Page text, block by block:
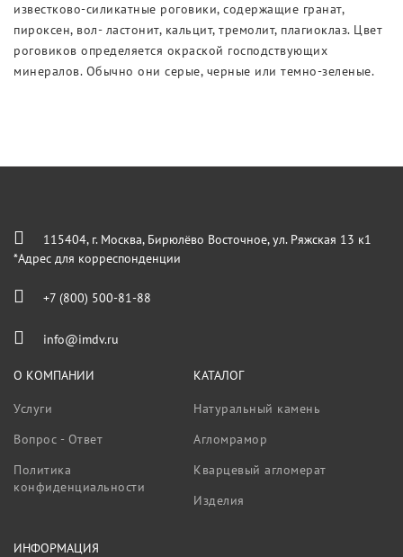
известково-силикатные роговики, содержащие гранат,
пироксен, вол- ластонит, кальцит, тремолит, плагиоклаз. Цвет
роговиков определяется окраской господствующих
минералов. Обычно они серые, черные или темно-зеленые.
115404, г. Москва, Бирюлёво Восточное, ул. Ряжская 13 к1
*Адрес для корреспонденции
+7 (800) 500-81-88
info@imdv.ru
О КОМПАНИИ
Услуги
Вопрос - Ответ
Политика
конфиденциальности
КАТАЛОГ
Натуральный камень
Агломрамор
Кварцевый агломерат
Изделия
ИНФОРМАЦИЯ